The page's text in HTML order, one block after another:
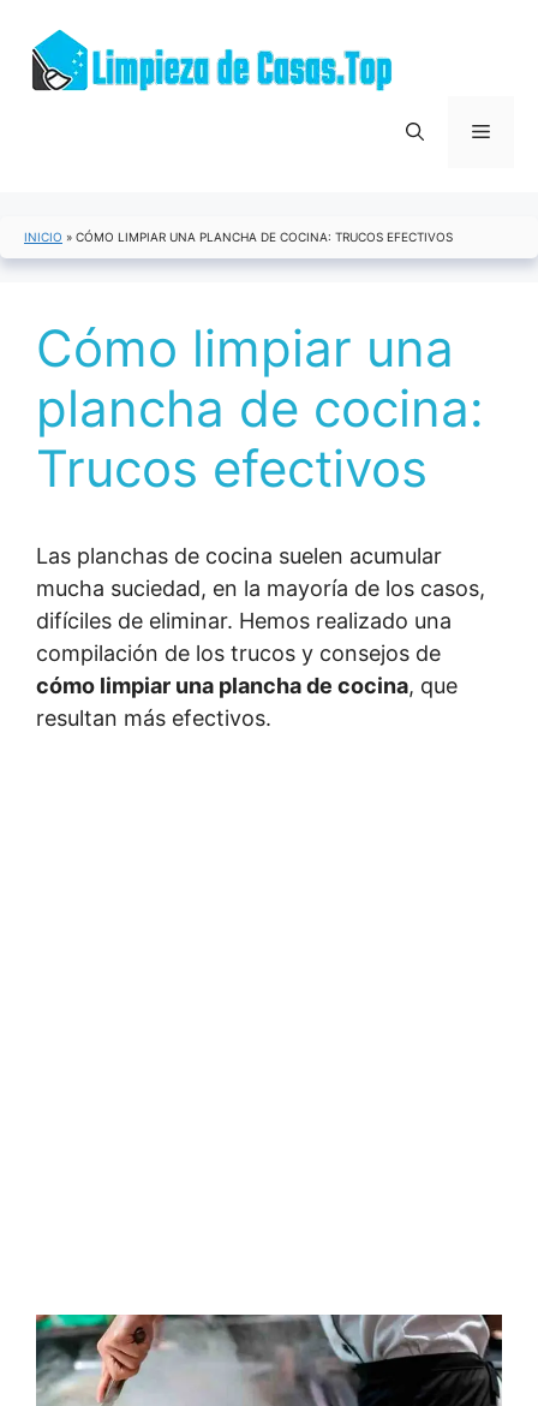
contenido
Menú
INICIO » CÓMO LIMPIAR UNA PLANCHA DE COCINA: TRUCOS EFECTIVOS
Cómo limpiar una
plancha de cocina:
Trucos efectivos
Las planchas de cocina suelen acumular
mucha suciedad, en la mayoría de los casos,
difíciles de eliminar. Hemos realizado una
compilación de los trucos y consejos de
cómo limpiar una plancha de cocina, que
resultan más efectivos.